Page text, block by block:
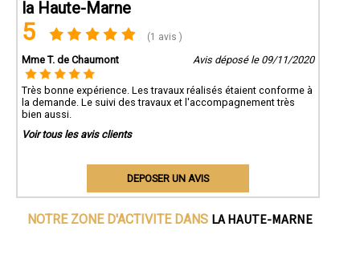
la Haute-Marne
5 (1 avis )
Mme T. de Chaumont Avis déposé le 09/11/2020
Très bonne expérience. Les travaux réalisés étaient conforme à
la demande. Le suivi des travaux et l'accompagnement très
bien aussi.
Voir tous les avis clients
DEPOSER UN AVIS
NOTRE ZONE D'ACTIVITE DANS LA HAUTE-MARNE